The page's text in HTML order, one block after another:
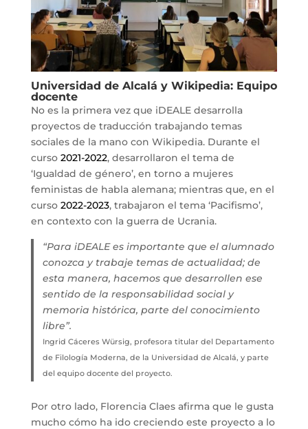
Universidad de Alcalá y Wikipedia: Equipo
docente
No es la primera vez que iDEALE desarrolla
proyectos de traducción trabajando temas
sociales de la mano con Wikipedia. Durante el
curso 2021-2022, desarrollaron el tema de
‘Igualdad de género’, en torno a mujeres
feministas de habla alemana; mientras que, en el
curso 2022-2023, trabajaron el tema ‘Pacifismo’,
en contexto con la guerra de Ucrania.
“Para iDEALE es importante que el alumnado
conozca y trabaje temas de actualidad; de
esta manera, hacemos que desarrollen ese
sentido de la responsabilidad social y
memoria histórica, parte del conocimiento
libre”.
Ingrid Cáceres Würsig, profesora titular del Departamento
de Filología Moderna, de la Universidad de Alcalá, y parte
del equipo docente del proyecto.
Por otro lado, Florencia Claes afirma que le gusta
mucho cómo ha ido creciendo este proyecto a lo